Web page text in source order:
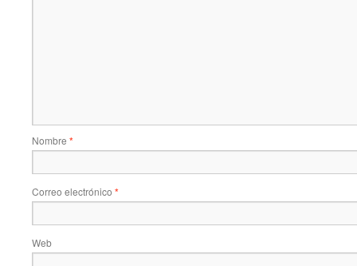
Nombre *
Correo electrónico *
Web